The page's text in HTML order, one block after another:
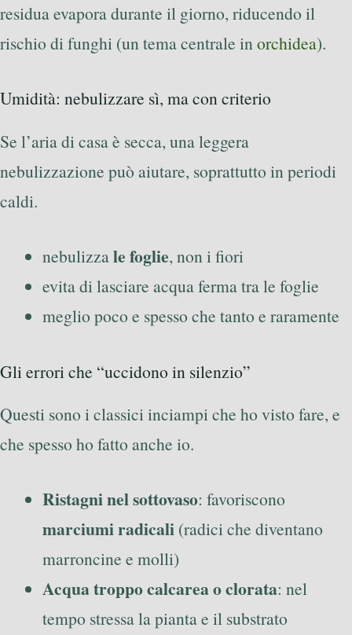
residua evapora durante il giorno, riducendo il
rischio di funghi (un tema centrale inorchidea).
Umidità: nebulizzare sì, ma con criterio
Se l’aria di casa è secca, una leggera
nebulizzazione può aiutare, soprattutto in periodi
caldi.
nebulizzale foglie, non i fiori
evita di lasciare acqua ferma tra le foglie
meglio poco e spesso che tanto e raramente
Gli errori che “uccidono in silenzio”
Questi sono i classici inciampi che ho visto fare, e
che spesso ho fatto anche io.
Ristagni nel sottovaso: favoriscono
marciumi radicali (radici che diventano
marroncine e molli)
Acqua troppo calcarea o clorata: nel
tempo stressa la pianta e il substrato